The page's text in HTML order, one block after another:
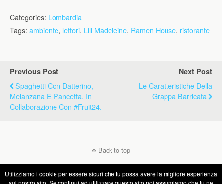
Categories: Lombardia
Tags: ambiente, lettori, Lili Madeleine, Ramen House, ristorante
Previous Post
Spaghetti Con Datterino,
Melanzana E Pancetta. In
Collaborazione Con #Fruit24.
Next Post
Le Caratteristiche Della
Grappa Barricata
Back to top
Mobile Desktop
Utilizziamo i cookie per essere sicuri che tu possa avere la migliore esperienza
sul nostro sito. Se continui ad utilizzare questo sito noi assumiamo che tu ne